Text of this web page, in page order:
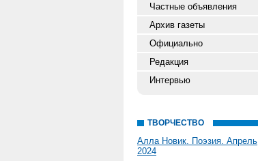
Частные объявления
Архив газеты
Официально
Редакция
Интервью
ТВОРЧЕСТВО
Алла Новик. Поэзия. Апрель
2024